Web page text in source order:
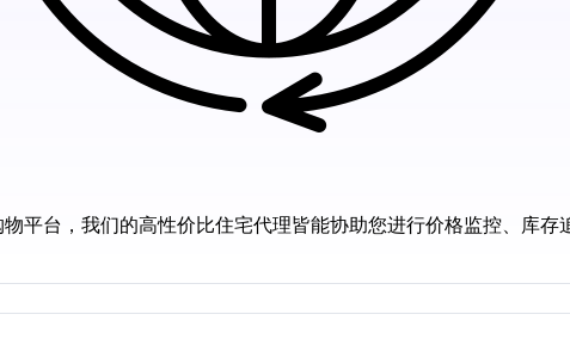
平台，我们的高性价比住宅代理皆能协助您进行价格监控、库